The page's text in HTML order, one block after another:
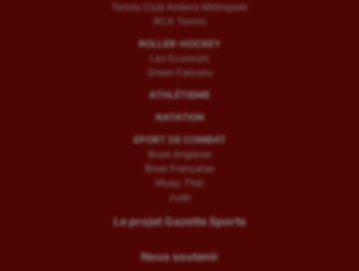
Tennis Club Amiens Métropole
RCA Tennis
ROLLER-HOCKEY
Les Ecureuils
Green Falcons
ATHLÉTISME
NATATION
SPORT DE COMBAT
Boxe Anglaise
Boxe Française
Muay Thaï
Judo
Le projet Gazette Sports
Nous soutenir